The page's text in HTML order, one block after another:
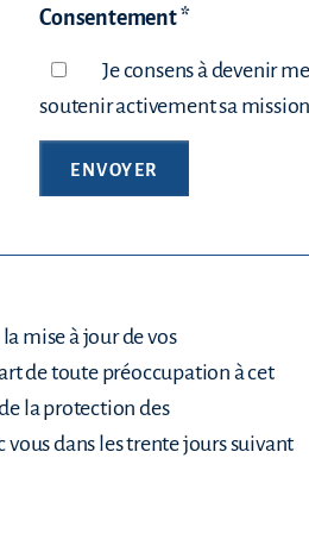
Consentement *
Je consens à devenir
soutenir activement sa
mise à jour de vos
de toute préoccupation à cet
la protection des
dans les trente jours suivant